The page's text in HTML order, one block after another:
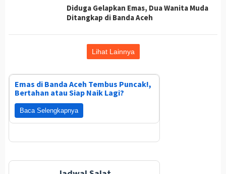
Diduga Gelapkan Emas, Dua Wanita Muda
Ditangkap di Banda Aceh
Lihat Lainnya
Emas di Banda Aceh Tembus Puncak!,
Bertahan atau Siap Naik Lagi?
Baca Selengkapnya